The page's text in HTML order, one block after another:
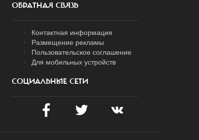
ОБРАТНАЯ СВЯЗЬ
Контактная информация
Размещение рекламы
Пользовательское соглашение
Для мобильных устройств
СОЦИАЛЬНЫЕ СЕТИ